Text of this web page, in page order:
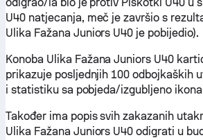
U40 natjecanja, meč je završio s
Ulika Fažana Juniors U40 je pobijedio).
Konoba Ulika Fažana Juniors U40
prikazuje posljednjih 100 odbojkaških
i statistiku sa pobjeda/izgubljeno
Također ima popis svih zakazanih
Ulika Fažana Juniors U40 odigrati u